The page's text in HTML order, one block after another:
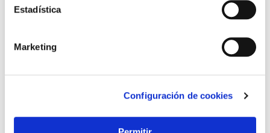
Estadística
Marketing
Configuración de cookies
Paleta valenciana inox 12 x 65 cm - mango madera la
ideal